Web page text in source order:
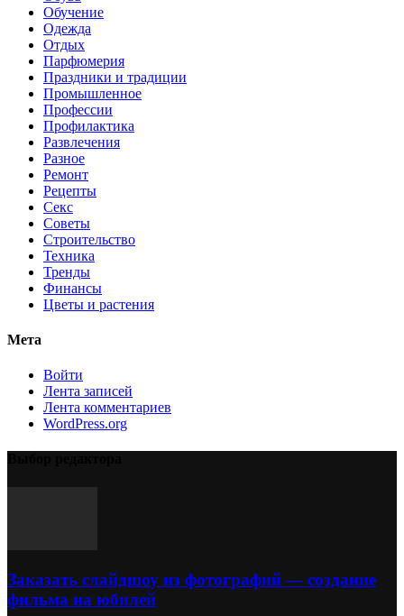
Обучение
Одежда
Отдых
Парфюмерия
Праздники и традиции
Промышленное
Профессии
Профилактика
Развлечения
Разное
Ремонт
Рецепты
Секс
Советы
Строительство
Техника
Тренды
Финансы
Цветы и растения
Мета
Войти
Лента записей
Лента комментариев
WordPress.org
Заказать слайдшоу из фотографий — создание
фильма на юбилей